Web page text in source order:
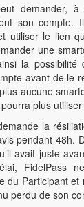
demander,
son compte.
utiliser le lien
une
la possibilité
avant de le
aucune
plus
la
pendant 48h.
avait juste
FidelPass
du Participant
perdu de son